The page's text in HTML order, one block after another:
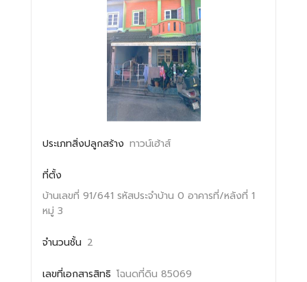
ประเภทสิ่งปลูกสร้าง ทาวน์เฮ้าส์
ที่ตั้ง
บ้านเลขที่ 91/641 รหัสประจำบ้าน 0 อาคารที่/หลังที่ 1
หมู่ 3
จำนวนชั้น 2
เลขที่เอกสารสิทธิ โฉนดที่ดิน 85069